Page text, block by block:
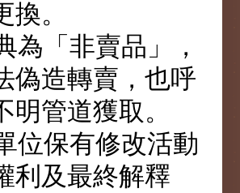
。
為「非賣品」，
偽造轉賣，也呼
管道獲取。
位保有修改活動
利及最終解釋